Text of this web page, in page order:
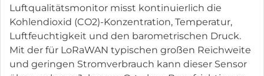
Luftqualitätsmonitor misst kontinuierlich die
Kohlendioxid (CO2)-Konzentration, Temperatur,
Luftfeuchtigkeit und den barometrischen Druck.
Mit der für LoRaWAN typischen großen Reichweite
und geringen Stromverbrauch kann dieser Sensor